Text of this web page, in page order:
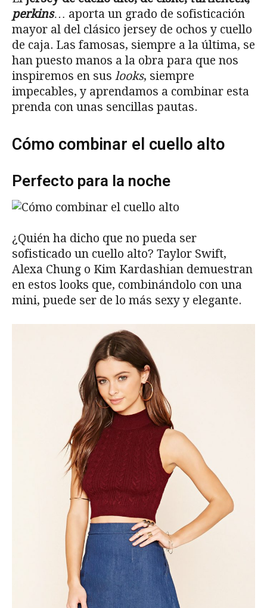
perkins… aporta un grado de sofisticación
mayor al del clásico jersey de ochos y cuello
de caja. Las famosas, siempre a la última, se
han puesto manos a la obra para que nos
inspiremos en sus looks, siempre
impecables, y aprendamos a combinar esta
prenda con unas sencillas pautas.
Cómo combinar el cuello alto
Perfecto para la noche
¿Quién ha dicho que no pueda ser
sofisticado un cuello alto? Taylor Swift,
Alexa Chung o Kim Kardashian demuestran
en estos looks que, combinándolo con una
mini, puede ser de lo más sexy y elegante.